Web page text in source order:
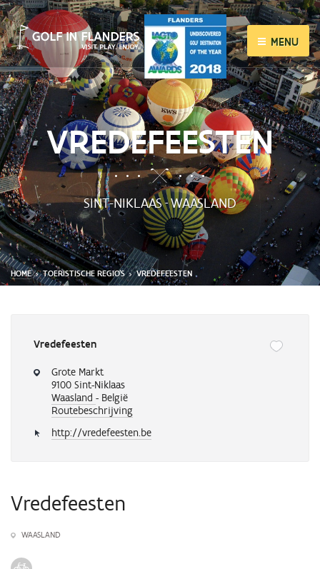
MENU
VREDEFEESTEN
SINT-NIKLAAS-WAASLAND
HOME TOERISTISCHE REGIO'S VREDEFEESTEN
Vredefeesten
knop
verwijdert
voegt
een
favorieten
Grote Markt
9100 Sint-Niklaas
Waasland - België
Routebeschrijving
http://vredefeesten.be
Vredefeesten
WAASLAND